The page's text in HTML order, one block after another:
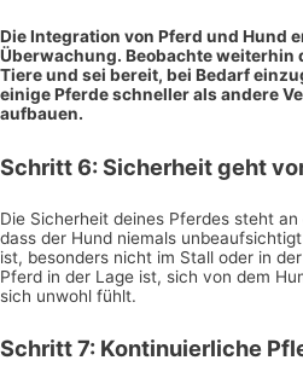
Die Integration von Pferd und Hund
Überwachung. Beobachte weiterhin
Tiere und sei bereit, bei Bedarf
einige Pferde schneller als andere
aufbauen.
Schritt 6: Sicherheit geht
Die Sicherheit deines Pferdes steht
dass der Hund niemals
ist, besonders nicht im Stall oder in
Pferd in der Lage ist, sich von dem
sich unwohl fühlt.
Schritt 7: Kontinuierliche